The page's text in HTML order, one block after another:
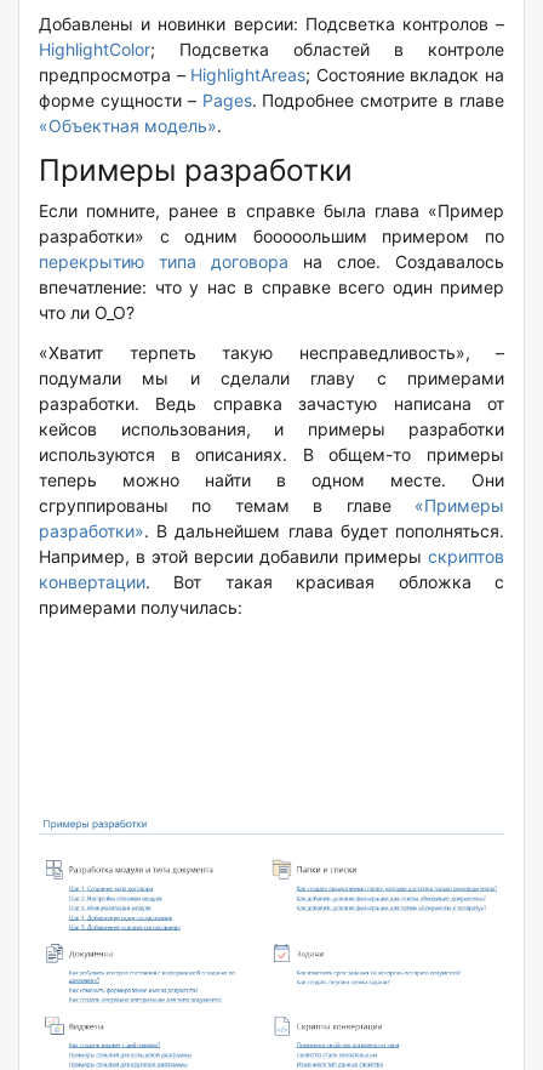
Добавлены и новинки версии: Подсветка контролов –
HighlightColor; Подсветка областей в контроле
предпросмотра – HighlightAreas; Cостояние вкладок на
форме сущности – Pages. Подробнее смотрите в главе
«Объектная модель».
Примеры разработки
Если помните, ранее в справке была глава «Пример
разработки» с одним бооооольшим примером по
перекрытию типа договора на слое. Создавалось
впечатление: что у нас в справке всего один пример
что ли O_O?
«Хватит терпеть такую несправедливость», –
подумали мы и сделали главу с примерами
разработки. Ведь справка зачастую написана от
кейсов использования, и примеры разработки
используются в описаниях. В общем-то примеры
теперь можно найти в одном месте. Они
сгруппированы по темам в главе «Примеры
разработки». В дальнейшем глава будет пополняться.
Например, в этой версии добавили примеры скриптов
конвертации. Вот такая красивая обложка с
примерами получилась: